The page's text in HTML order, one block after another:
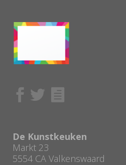
De Kunstkeuken
Markt 23
5554 CA Valkenswaard